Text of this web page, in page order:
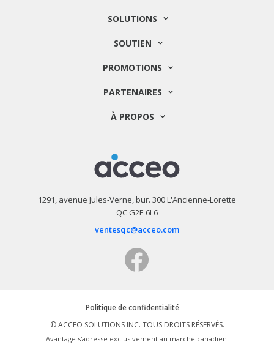
SOLUTIONS
SOUTIEN
PROMOTIONS
PARTENAIRES
À PROPOS
1291, avenue Jules‑Verne, bur. 300L'Ancienne‑Lorette
QC G2E 6L6
ventesqc@acceo.com
Facebook
© ACCEO SOLUTIONS INC. TOUS DROITS RÉSERVÉS.
Avantage s'adresse exclusivement au marché canadien.
Politique de confidentialité